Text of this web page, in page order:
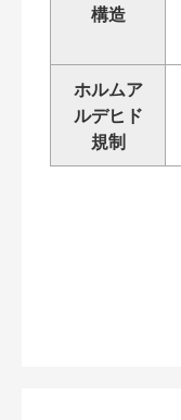
構造
ホルムア
ルデヒド
規制